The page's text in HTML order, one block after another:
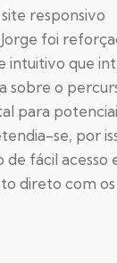
responsivo
foi
intuitivo que
sobre o
para
se, por
fácil acesso
direto com os